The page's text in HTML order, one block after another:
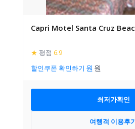
Capri Motel Santa Cruz
★ 평점 6.9
할인쿠폰 확인하기
최저가확인
여행객 이용후